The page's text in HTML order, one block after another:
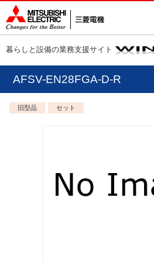
暮らしと設備の業務支援サイト
AFSV-EN28FGA-D-R
旧型品 セット